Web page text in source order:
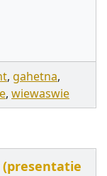
, gahetna,
, wiewaswie